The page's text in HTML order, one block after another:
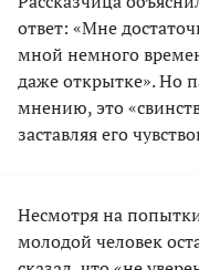
ответ: «Мне
мной немного
даже открытке». Но
мнению, это
заставляя его
Несмотря на
молодой человек